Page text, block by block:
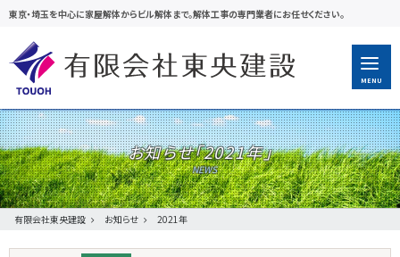
東京・埼玉を中心に家屋解体からビル解体まで。解体工事の専門業者にお任せください。
MENU
お知らせ「2021年」
有限会社東央建設 お知らせ 2021年